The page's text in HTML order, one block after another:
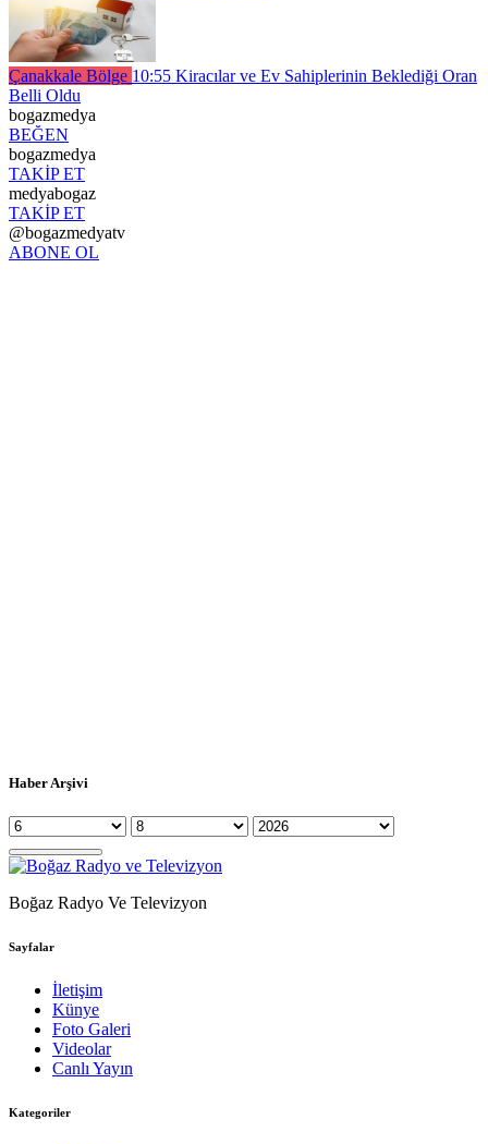
Çanakkale Bölge 10:55 Kiracılar ve Ev Sahiplerinin Beklediği Oran
Belli Oldu
bogazmedya
BEĞEN
bogazmedya
TAKİP ET
medyabogaz
TAKİP ET
@bogazmedyatv
ABONE OL
Haber Arşivi
Boğaz Radyo Ve Televizyon
Sayfalar
İletişim
Künye
Foto Galeri
Videolar
Canlı Yayın
Kategoriler